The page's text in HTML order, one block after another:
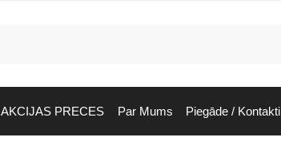
AKCIJAS PRECES Par Mums Piegāde / Kontakti